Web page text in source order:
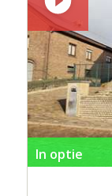
In optie